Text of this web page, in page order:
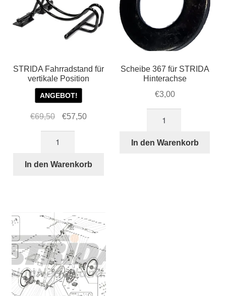
STRIDA Fahrradstand für
vertikale Position
ANGEBOT!
€69,50
Ursprünglicher
war:
€57,50Aktueller
für
In den Warenkorb
Scheibe 367 für STRIDA
Hinterachse
€3,00
für
In den Warenkorb